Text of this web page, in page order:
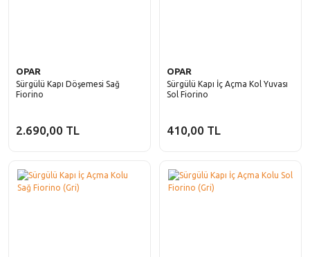
OPAR
Sürgülü Kapı Döşemesi Sağ
Fiorino
2.690,00 TL
OPAR
Sürgülü Kapı İç Açma Kol Yuvası
Sol Fiorino
410,00 TL